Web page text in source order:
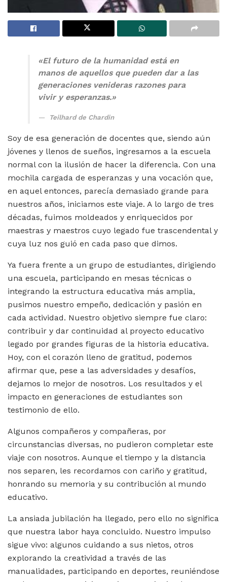
«El futuro de la humanidad está en
manos de aquellos que pueden dar a las
generaciones venideras razones para
vivir y esperanzas.»
Teilhard de Chardin
Soy de esa generación de docentes que, siendo aún
jóvenes y llenos de sueños, ingresamos a la escuela
normal con la ilusión de hacer la diferencia. Con una
mochila cargada de esperanzas y una vocación que,
en aquel entonces, parecía demasiado grande para
nuestros años, iniciamos este viaje. A lo largo de tres
décadas, fuimos moldeados y enriquecidos por
maestras y maestros cuyo legado fue trascendental y
cuya luz nos guió en cada paso que dimos.
Ya fuera frente a un grupo de estudiantes, dirigiendo
una escuela, participando en mesas técnicas o
integrando la estructura educativa más amplia,
pusimos nuestro empeño, dedicación y pasión en
cada actividad. Nuestro objetivo siempre fue claro:
contribuir y dar continuidad al proyecto educativo
legado por grandes figuras de la historia educativa.
Hoy, con el corazón lleno de gratitud, podemos
afirmar que, pese a las adversidades y desafíos,
dejamos lo mejor de nosotros. Los resultados y el
impacto en generaciones de estudiantes son
testimonio de ello.
Algunos compañeros y compañeras, por
circunstancias diversas, no pudieron completar este
viaje con nosotros. Aunque el tiempo y la distancia
nos separen, les recordamos con cariño y gratitud,
honrando su memoria y su contribución al mundo
educativo.
La ansiada jubilación ha llegado, pero ello no significa
que nuestra labor haya concluido. Nuestro impulso
sigue vivo: algunos cuidando a sus nietos, otros
explorando la creatividad a través de las
manualidades, participando en deportes, reuniéndose